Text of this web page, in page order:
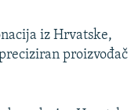
iz Hrvatske,
proizvođač